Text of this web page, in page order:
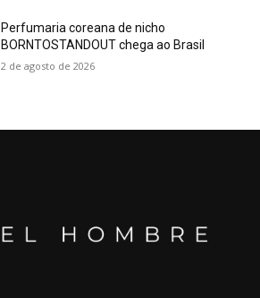
Perfumaria coreana de nicho
BORNTOSTANDOUT chega ao Brasil
2 de agosto de 2026